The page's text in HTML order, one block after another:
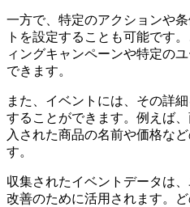
一方で、特定のアクションや
トを設定することも可能です
ィングキャンペーンや特定の
できます。
また、イベントには、その詳
することができます。例えば
入された商品の名前や価格な
す。
収集されたイベントデータは
改善のために活用されます。